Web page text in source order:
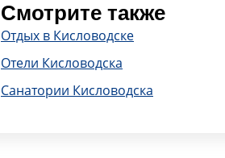
Смотрите также
Отдых в Кисловодске
Отели Кисловодска
Санатории Кисловодска